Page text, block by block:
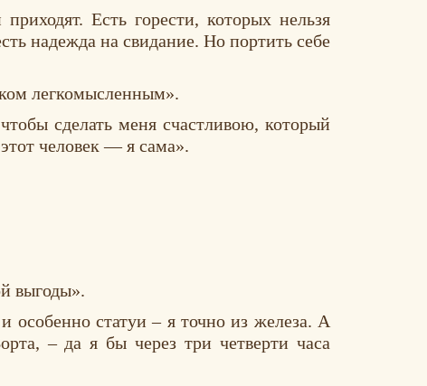
Есть горести, которых нельзя
надежда на свидание. Но портить себе
легкомысленным».
сделать меня счастливою, который
человек — я сама».
выгоды».
статуи – я точно из железа. А
– да я бы через три четверти часа